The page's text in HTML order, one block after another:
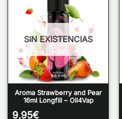
SIN EXISTENCIAS
Aroma Strawberry and Pear
16ml Longfill – Oil4Vap
9,95€